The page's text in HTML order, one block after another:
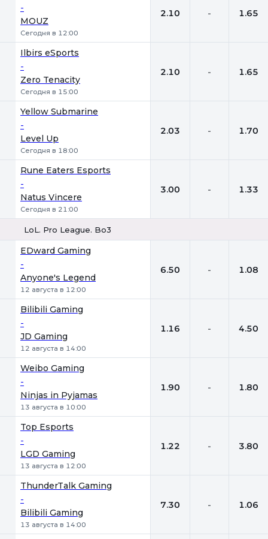
-
MOUZ
Сегодня в 12:00
2.10 - 1.65
Ilbirs eSports
-
Zero Tenacity
Сегодня в 15:00
2.10 - 1.65
Yellow Submarine
-
Level Up
Сегодня в 18:00
2.03 - 1.70
Rune Eaters Esports
-
Natus Vincere
Сегодня в 21:00
3.00 - 1.33
LoL. Pro League. Bo3
EDward Gaming
-
Anyone's Legend
12 августа в 12:00
6.50 - 1.08
Bilibili Gaming
-
JD Gaming
12 августа в 14:00
1.16 - 4.50
Weibo Gaming
-
Ninjas in Pyjamas
13 августа в 10:00
1.90 - 1.80
Top Esports
-
LGD Gaming
13 августа в 12:00
1.22 - 3.80
ThunderTalk Gaming
-
Bilibili Gaming
13 августа в 14:00
7.30 - 1.06